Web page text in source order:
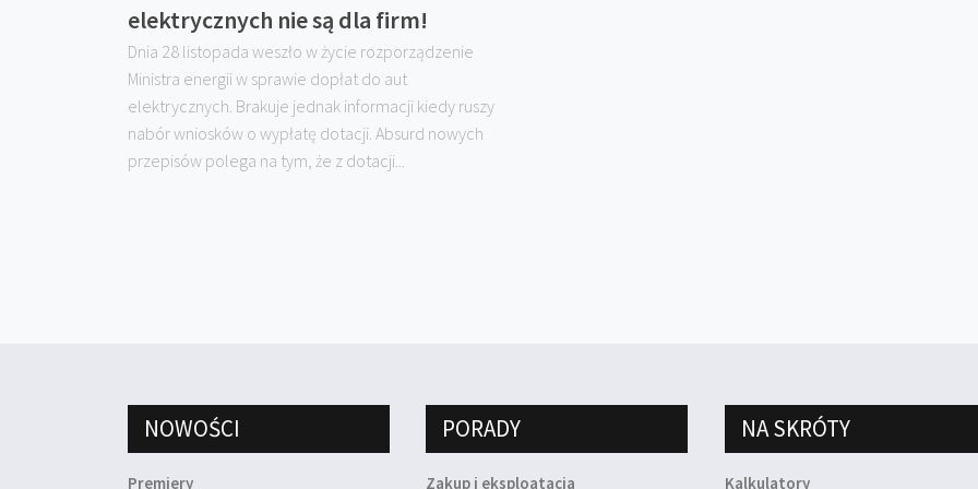
elektrycznych nie są dla firm!
Dnia 28 listopada weszło w życie rozporządzenie
Ministra energii w sprawie dopłat do aut
elektrycznych. Brakuje jednak informacji kiedy ruszy
nabór wniosków o wypłatę dotacji. Absurd nowych
przepisów polega na tym, że z dotacji...
NOWOŚCI
Premiery
PORADY
Zakup i eksploatacja
NA SKRÓTY
Kalkulatory